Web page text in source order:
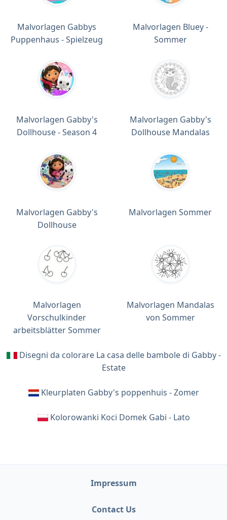
Malvorlagen Gabbys
Puppenhaus - Spielzeug
Malvorlagen Bluey -
Sommer
Malvorlagen Gabby's
Dollhouse - Season 4
Malvorlagen Gabby's
Dollhouse Mandalas
Malvorlagen Gabby's
Dollhouse
Malvorlagen Sommer
Malvorlagen
Vorschulkinder
arbeitsblätter Sommer
Malvorlagen Mandalas
von Sommer
Disegni da colorare La casa delle bambole di Gabby -
Estate
Kleurplaten Gabby's poppenhuis - Zomer
Kolorowanki Koci Domek Gabi - Lato
Impressum
Contact Us